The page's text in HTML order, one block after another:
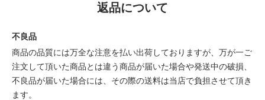
返品について
不良品
商品の品質には万全な注意を払い出荷しておりますが、万が一ご
注文して頂いた商品とは違う商品が届いた場合や発送中の破損、
不良品が届いた場合には、その際の送料は当店で負担させて頂き
ます。